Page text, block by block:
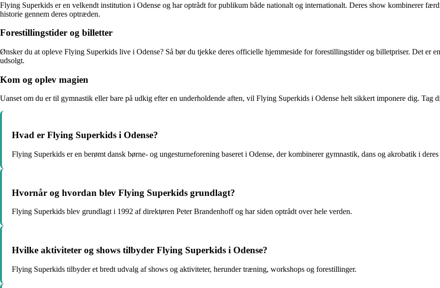
Flying Superkids er en velkendt institution i Odense og har optrådt for publikum både nationalt og internationalt. Deres show kombinerer
historie gennem deres optræden.
Forestillingstider og billetter
Ønsker du at opleve Flying Superkids live i Odense? Så bør du tjekke deres officielle hjemmeside for forestillingstider og billetpriser. Det er
udsolgt.
Kom og oplev magien
Uanset om du er til gymnastik eller bare på udkig efter en underholdende aften, vil Flying Superkids i Odense helt sikkert imponere dig. Tag
Hvad er Flying Superkids i Odense?
Flying Superkids er en berømt dansk børne- og ungesturneforening baseret i Odense, der kombinerer gymnastik, dans og akrobatik i
Hvornår og hvordan blev Flying Superkids grundlagt?
Flying Superkids blev grundlagt i 1992 af direktøren Peter Brandenhoff og har siden optrådt over hele verden.
Hvilke aktiviteter og shows tilbyder Flying Superkids i Odense?
Flying Superkids tilbyder et bredt udvalg af shows og aktiviteter, herunder træning, workshops og forestillinger.